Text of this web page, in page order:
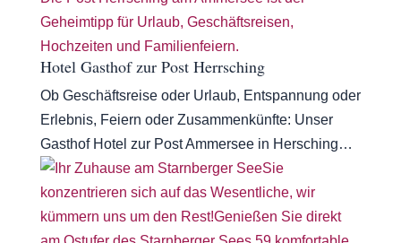
Hotel Gasthof zur Post Herrsching
Ob Geschäftsreise oder Urlaub, Entspannung oder
Erlebnis, Feiern oder Zusammenkünfte: Unser
Gasthof Hotel zur Post Ammersee in Hersching…